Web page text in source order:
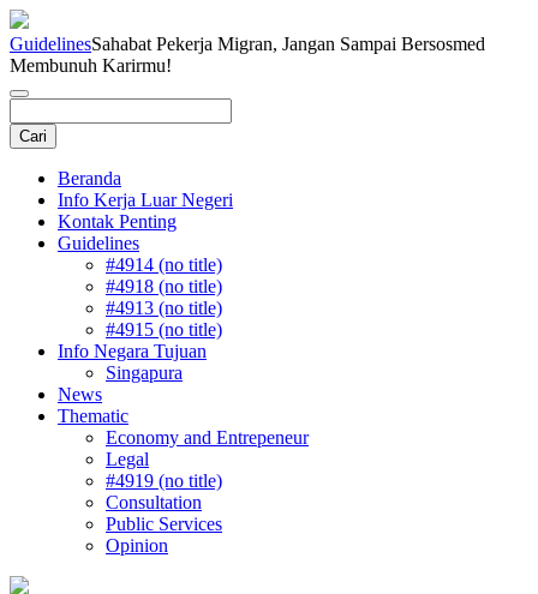
GuidelinesSahabat Pekerja Migran, Jangan Sampai Bersosmed
Membunuh Karirmu!
Beranda
Info Kerja Luar Negeri
Kontak Penting
Guidelines
#4914 (no title)
#4918 (no title)
#4913 (no title)
#4915 (no title)
Info Negara Tujuan
Singapura
News
Thematic
Economy and Entrepeneur
Legal
#4919 (no title)
Consultation
Public Services
Opinion